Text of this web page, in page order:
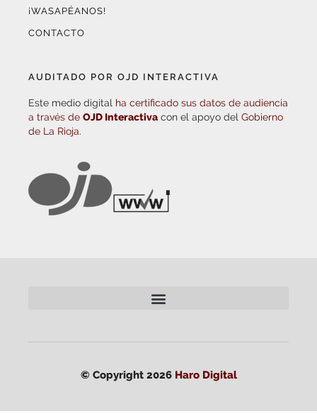
¡WASAPÉANOS!
CONTACTO
AUDITADO POR OJD INTERACTIVA
Este medio digital ha certificado sus datos de audiencia
a través de OJD Interactiva con el apoyo del Gobierno
de La Rioja.
© Copyright 2026 Haro Digital